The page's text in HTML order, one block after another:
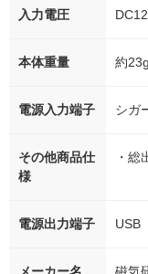
入力電圧
本体重量 約23g
電源入力端子 シガ
その他商品仕
様
・総
電源出力端子 USB